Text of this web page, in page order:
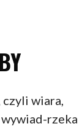
czyli wiara,
wywiad-rzeka